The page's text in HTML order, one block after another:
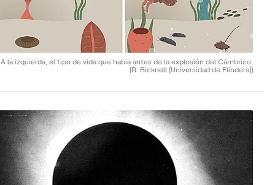
A la izquierda, el tipo de vida que había antes de la explosión del Cámbrico.
(R. Bicknell (Universidad de Flinders))